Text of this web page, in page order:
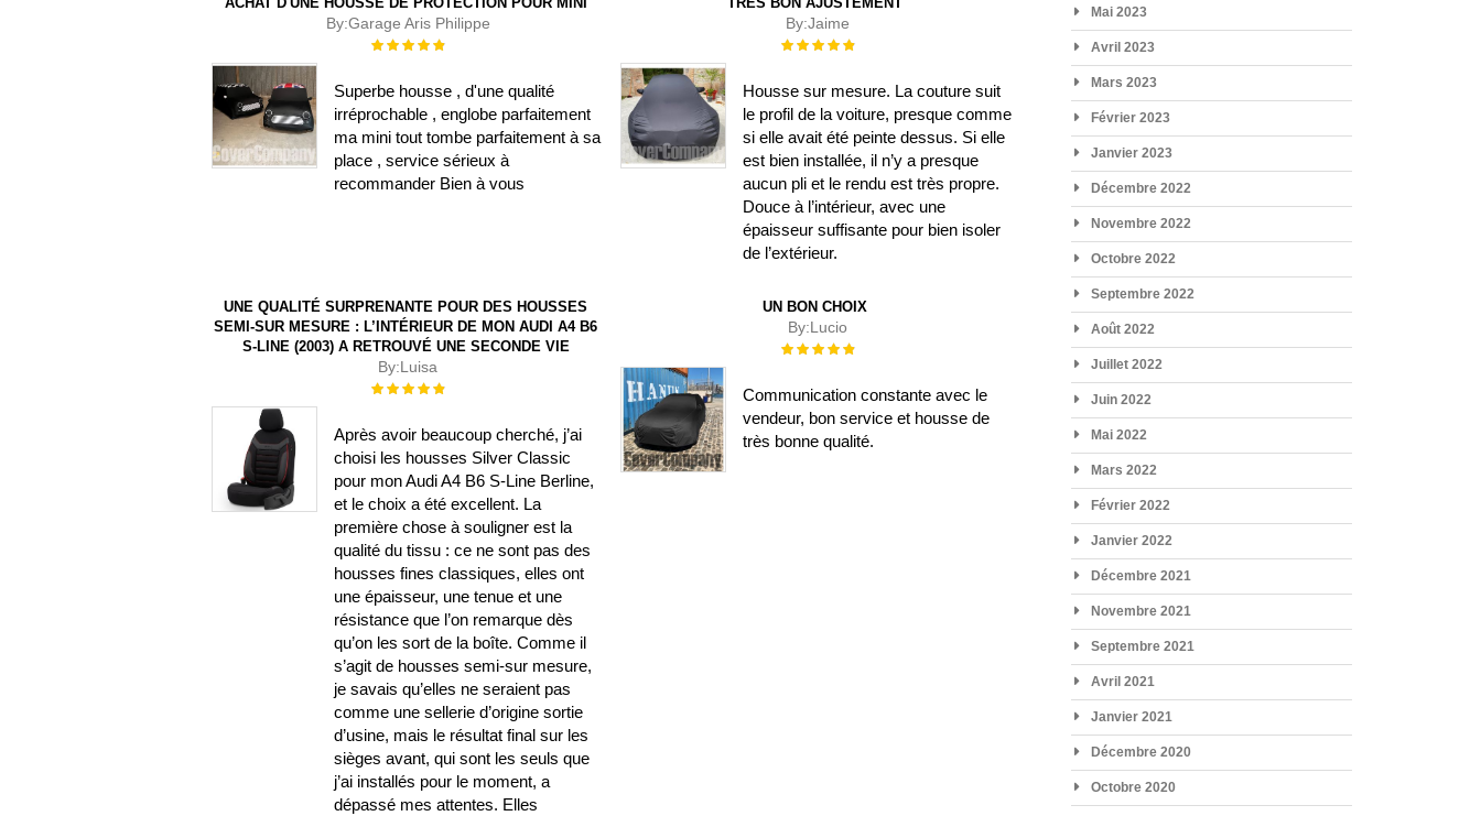
By:Garage Aris Philippe
Évaluation :
Superbe housse , d'une qualité
irréprochable , englobe parfaitement
ma mini tout tombe parfaitement à sa
place , service sérieux à
recommander Bien à vous
By:Jaime
Évaluation :
Housse sur mesure. La couture suit
le profil de la voiture, presque comme
si elle avait été peinte dessus. Si elle
est bien installée, il n’y a presque
aucun pli et le rendu est très propre.
Douce à l’intérieur, avec une
épaisseur suffisante pour bien isoler
de l’extérieur.
UNE QUALITÉ SURPRENANTE POUR DES HOUSSES
SEMI-SUR MESURE : L’INTÉRIEUR DE MON AUDI A4 B6
S-LINE (2003) A RETROUVÉ UNE SECONDE VIE
By:Luisa
Évaluation :
Après avoir beaucoup cherché, j’ai
choisi les housses Silver Classic
pour mon Audi A4 B6 S-Line Berline,
et le choix a été excellent. La
première chose à souligner est la
qualité du tissu : ce ne sont pas des
housses fines classiques, elles ont
une épaisseur, une tenue et une
résistance que l’on remarque dès
qu’on les sort de la boîte. Comme il
s’agit de housses semi-sur mesure,
je savais qu’elles ne seraient pas
comme une sellerie d’origine sortie
d’usine, mais le résultat final sur les
sièges avant, qui sont les seuls que
j’ai installés pour le moment, a
dépassé mes attentes. Elles
UN BON CHOIX
By:Lucio
Évaluation :
Communication constante avec le
vendeur, bon service et housse de
très bonne qualité.
Mai 2023
Avril 2023
Mars 2023
Février 2023
Janvier 2023
Décembre 2022
Novembre 2022
Octobre 2022
Septembre 2022
Août 2022
Juillet 2022
Juin 2022
Mai 2022
Mars 2022
Février 2022
Janvier 2022
Décembre 2021
Novembre 2021
Septembre 2021
Avril 2021
Janvier 2021
Décembre 2020
Octobre 2020